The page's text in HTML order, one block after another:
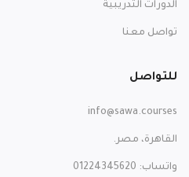
الدورات التدريبية
تواصل معنا
للتواصل
info@sawa.courses
القاهرة، مصر.
واتساب: 01224345620